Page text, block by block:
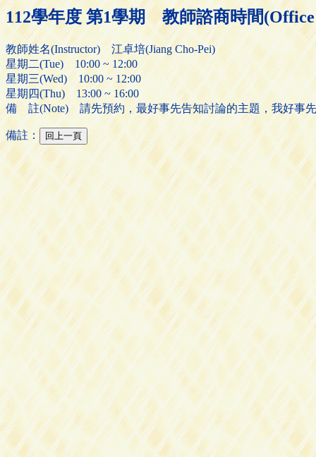
112學年度 第1學期 教師諮商時間
教師姓名(Instructor) 江卓培(Jiang Cho-Pei)
星期二(Tue) 10:00 ~ 12:00
星期三(Wed) 10:00 ~ 12:00
星期四(Thu) 13:00 ~ 16:00
備 註(Note) 請先預約，最好事先告知討論的主題，我好事
備註：